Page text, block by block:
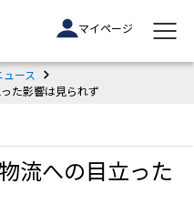
マイページ
ース
た影響は見られず
流への目立った